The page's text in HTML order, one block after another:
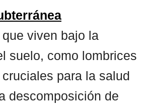
viven bajo la
suelo, como lombrices
para la salud
descomposición de